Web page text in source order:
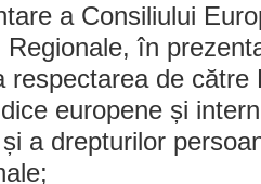
a Consiliului
Regionale, în
respectarea de către
europene și
a drepturilor